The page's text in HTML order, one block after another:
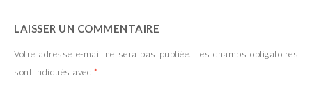
LAISSER UN COMMENTAIRE
Votre adresse e-mail ne sera pas publiée. Les champs obligatoires
sont indiqués avec *